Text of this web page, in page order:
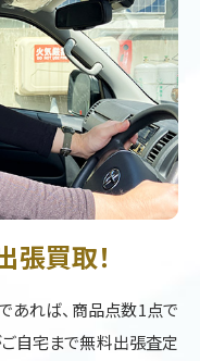
張買取！
あれば、商品点数1点で
ご自宅まで無料出張査定